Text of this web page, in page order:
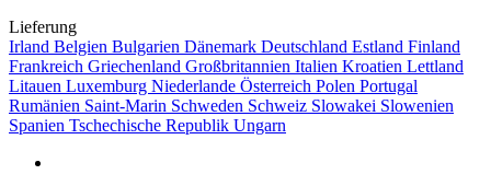
Lieferung
Irland Belgien Bulgarien Dänemark Deutschland Estland Finland
Frankreich Griechenland Großbritannien Italien Kroatien Lettland
Litauen Luxemburg Niederlande Österreich Polen Portugal
Rumänien Saint-Marin Schweden Schweiz Slowakei Slowenien
Spanien Tschechische Republik Ungarn